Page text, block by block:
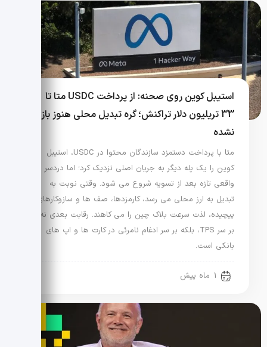
استیبل کوین روی صحنه: از پرداخت USDC متا تا
33 تریلیون دلار تراکنش؛ گره تبدیل محلی هنوز باز
نشده
متا با پرداخت دستمزد سازندگان محتوا در USDC، استیبل
کوین را یک پله دیگر به جریان اصلی نزدیک کرد؛ اما دردسر
واقعی تازه بعد از تسویه شروع می شود. وقتی نوبت به
تبدیل به ارز محلی می رسد، کارمزدها، صف ها و سازوکارهای
پیچیده، لذت سرعت بلاک چین را می کاهند. رقابت بعدی نه
بر سر TPS، بلکه بر سر ادغام نامرئی در کارت ها و اپ های
بانکی است.
1 ماه پیش